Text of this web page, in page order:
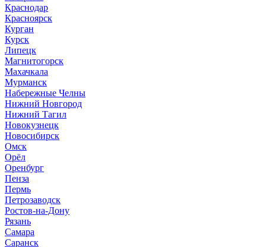
Краснодар
Красноярск
Курган
Курск
Липецк
Магнитогорск
Махачкала
Мурманск
Набережные Челны
Нижний Новгород
Нижний Тагил
Новокузнецк
Новосибирск
Омск
Орёл
Оренбург
Пенза
Пермь
Петрозаводск
Ростов-на-Дону
Рязань
Самара
Саранск